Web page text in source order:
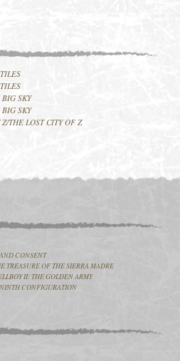
SKY
SKY
THE LOST CITY OF Z
CONSENT
TREASURE OF THE SIERRA MADRE
II: THE GOLDEN ARMY
CONFIGURATION